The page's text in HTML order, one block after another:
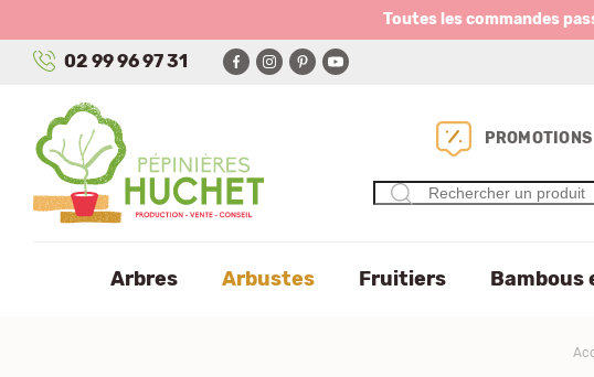
Toutes les commandes
02 99 96 97 31
PROMOTIONS
Arbres Arbustes Fruitiers Bambous